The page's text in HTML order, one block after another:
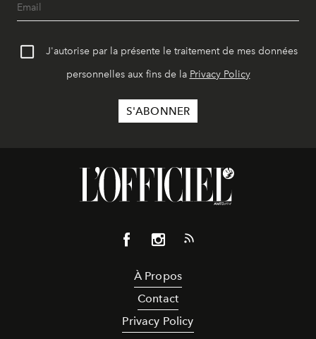
J'autorise par la présente le traitement de mes données
personnelles aux fins de la Privacy Policy
À Propos
Contact
Privacy Policy